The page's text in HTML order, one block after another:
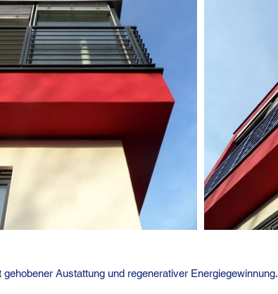
Austattung und regenerativer Energiegewinnung.